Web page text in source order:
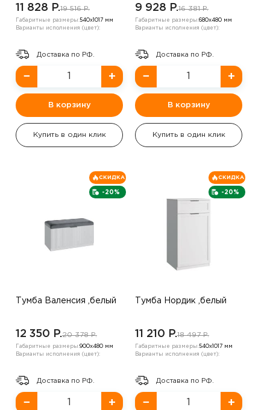
11 828 P.19 516 P.
Габаритные размеры:540х1017 мм
Варианты исполнения (цвет):
Доставка по РФ.
− +
В корзину
Купить в один клик
9 928 P.16 381 P.
Габаритные размеры:680х480 мм
Варианты исполнения (цвет):
Доставка по РФ.
− +
В корзину
Купить в один клик
-20%
СКИДКА
Тумба Валенсия ,белый
12 350 P.20 378 P.
Габаритные размеры:900х480 мм
Варианты исполнения (цвет):
Доставка по РФ.
− +
-20%
СКИДКА
Тумба Нордик ,белый
11 210 P.18 497 P.
Габаритные размеры:540х1017 мм
Варианты исполнения (цвет):
Доставка по РФ.
− +